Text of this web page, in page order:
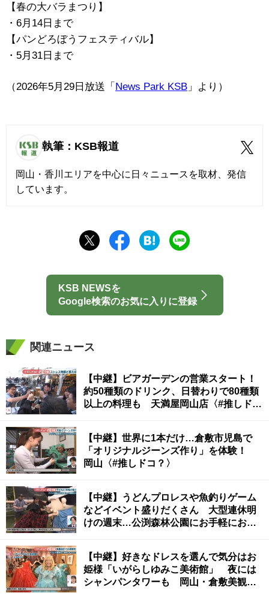
【春の大バラまつり】
・6月14日まで
【パンどろぼうフェスティバル】
・5月31日まで
（2026年5月29日放送「 News Park KSB 」より）
執筆：KSB報道
岡山・香川エリアを中心に日々ニュースを取材、発信
しています。
KSB NEWSを
Google検索のお気に入りに登録
関連ニュース
【中継】ビアガーデンの営業スタート！
約50種類のドリンク、日替わりで80種類
以上の料理も 天満屋岡山店〈#推しド
【中継】世界に1本だけ…倉敷市児島で
「オリジナルジーンズ作り」を体験！
岡山〈#推しドコ？〉
【中継】うどんプロレスや魚釣りゲーム
などイベント盛りだくさん 大型連休明
けの週末…公渕森林公園にお手軽にお出
【中継】好きなドレスを選んで気分はお
姫様「いがらしゆみこ美術館」 夜には
シャンパンタワーも 岡山・倉敷美観地